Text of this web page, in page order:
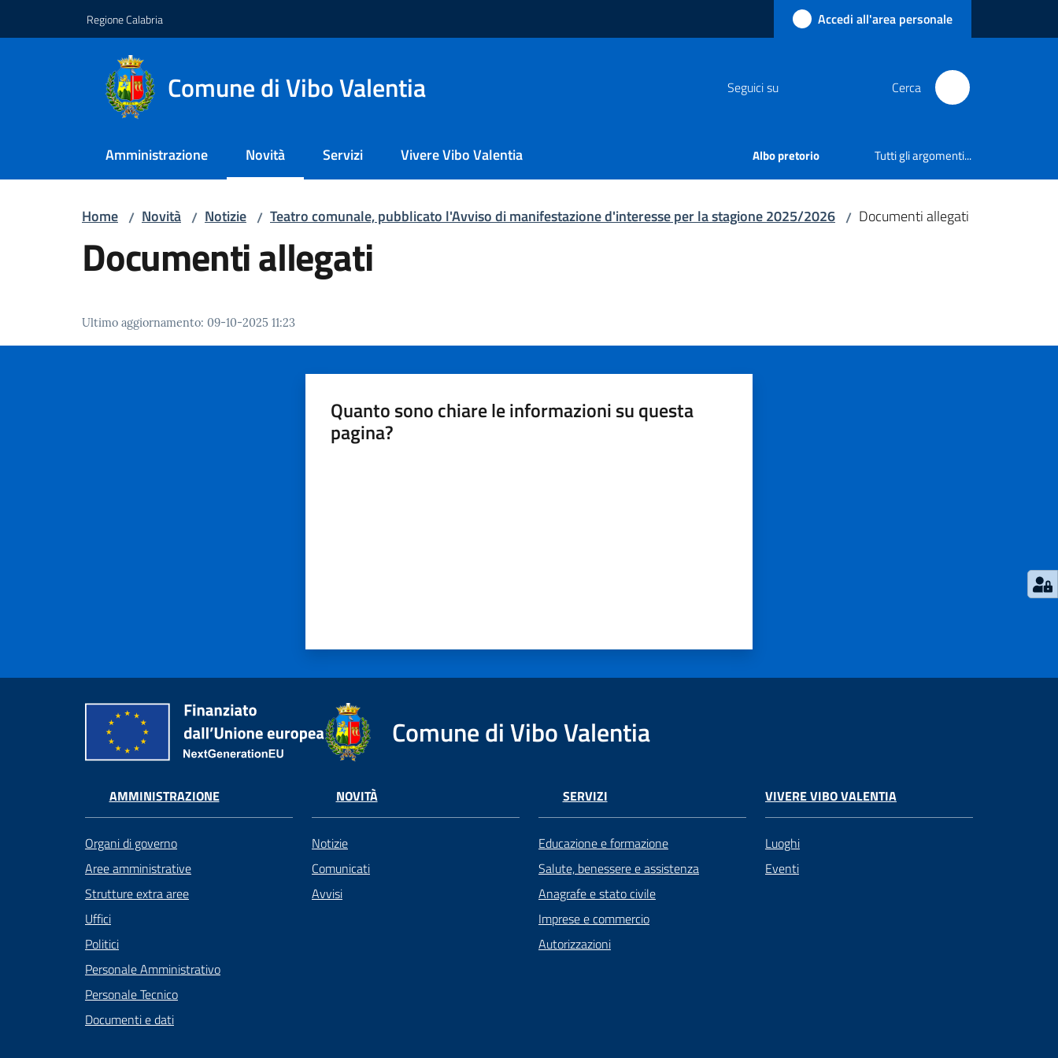
Regione Calabria Accedi all'area personale
Comune di Vibo Valentia Seguici su Cerca
Amministrazione Novità
Menu selezionato
Servizi Vivere Vibo Valentia Albo pretorio Tutti gli argomenti...
Home / Novità / Notizie / Teatro comunale, pubblicato l'Avviso di manifestazione d'interesse per la stagione 2025/2026 / Documenti allegati
Documenti allegati
Ultimo aggiornamento: 09-10-2025 11:23
Quanto sono chiare le informazioni su questa
pagina?
Comune di Vibo Valentia
AMMINISTRAZIONE
Organi di governo
Aree amministrative
Strutture extra aree
Uffici
Politici
Personale Amministrativo
Personale Tecnico
Documenti e dati
NOVITÀ
Notizie
Comunicati
Avvisi
SERVIZI
Educazione e formazione
Salute, benessere e assistenza
Anagrafe e stato civile
Imprese e commercio
Autorizzazioni
VIVERE VIBO VALENTIA
Luoghi
Eventi